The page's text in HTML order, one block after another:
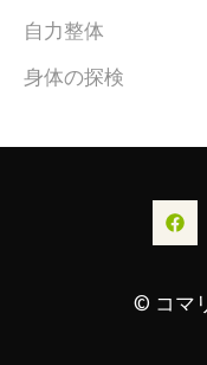
自力整体
身体の探検
© コマ